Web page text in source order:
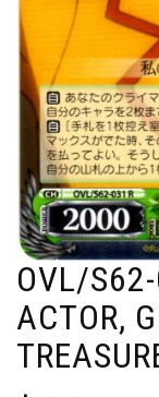
OVL/S62-
ACTOR,